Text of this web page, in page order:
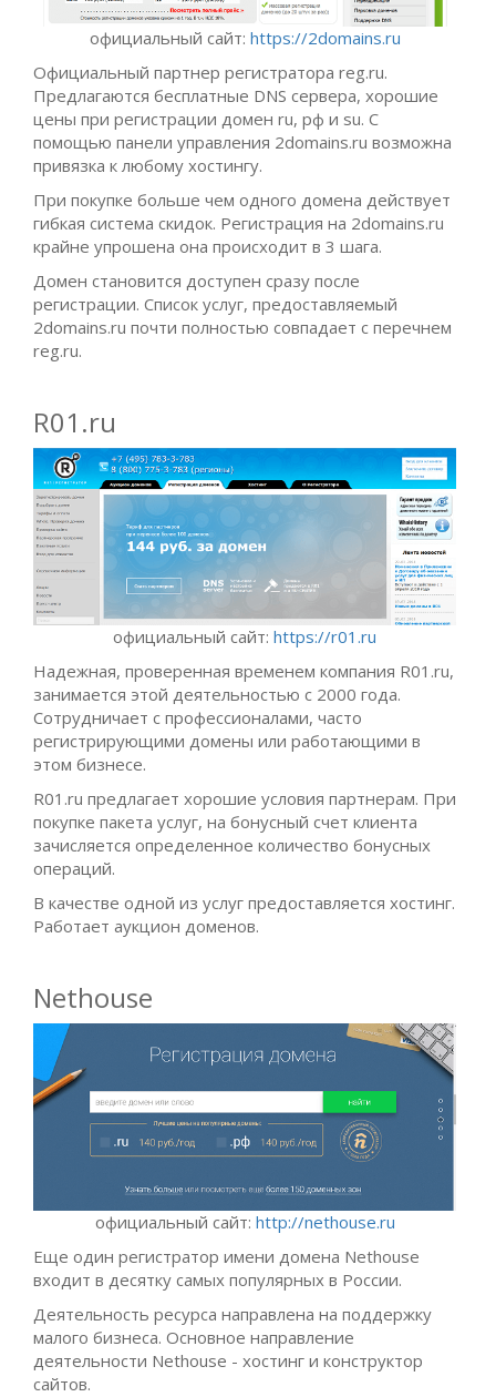
официальный сайт: https://2domains.ru
Официальный партнер регистратора reg.ru.
Предлагаются бесплатные DNS сервера, хорошие
цены при регистрации домен ru, рф и su. С
помощью панели управления 2domains.ru возможна
привязка к любому хостингу.
При покупке больше чем одного домена действует
гибкая система скидок. Регистрация на 2domains.ru
крайне упрошена она происходит в 3 шага.
Домен становится доступен сразу после
регистрации. Список услуг, предоставляемый
2domains.ru почти полностью совпадает с перечнем
reg.ru.
R01.ru
официальный сайт:https://r01.ru
Надежная, проверенная временем компания R01.ru,
занимается этой деятельностью с 2000 года.
Сотрудничает с профессионалами, часто
регистрирующими домены или работающими в
этом бизнесе.
R01.ru предлагает хорошие условия партнерам. При
покупке пакета услуг, на бонусный счет клиента
зачисляется определенное количество бонусных
операций.
В качестве одной из услуг предоставляется хостинг.
Работает аукцион доменов.
Nethouse
официальный сайт: http://nethouse.ru
Еще один регистратор имени домена Nethouse
входит в десятку самых популярных в России.
Деятельность ресурса направлена на поддержку
малого бизнеса. Основное направление
деятельности Nethouse - хостинг и конструктор
сайтов.